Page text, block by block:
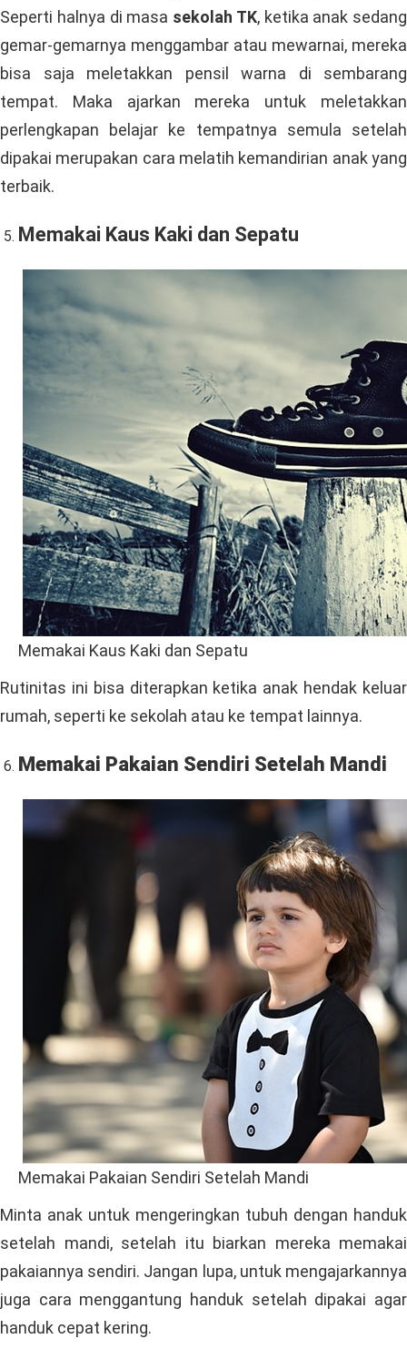
Seperti halnya di masa sekolah TK, ketika anak sedang
gemar-gemarnya menggambar atau mewarnai, mereka
bisa saja meletakkan pensil warna di sembarang
tempat. Maka ajarkan mereka untuk meletakkan
perlengkapan belajar ke tempatnya semula setelah
dipakai merupakan cara melatih kemandirian anak yang
terbaik.
Memakai Kaus Kaki dan Sepatu
Memakai Kaus Kaki dan Sepatu
Rutinitas ini bisa diterapkan ketika anak hendak keluar
rumah, seperti ke sekolah atau ke tempat lainnya.
Memakai Pakaian Sendiri Setelah Mandi
Memakai Pakaian Sendiri Setelah Mandi
Minta anak untuk mengeringkan tubuh dengan handuk
setelah mandi, setelah itu biarkan mereka memakai
pakaiannya sendiri. Jangan lupa, untuk mengajarkannya
juga cara menggantung handuk setelah dipakai agar
handuk cepat kering.